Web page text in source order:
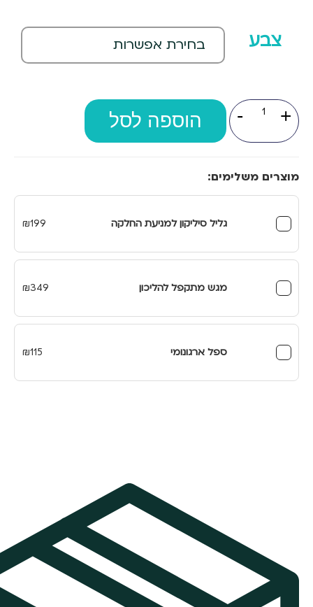
צבע
-
כמות
של
דופן
+ הוספה לסל
מוצרים משלימים:
גליל סיליקון למניעת החלקה ₪199
מגש מתקפל להליכון ₪349
ספל ארגונומי ₪115